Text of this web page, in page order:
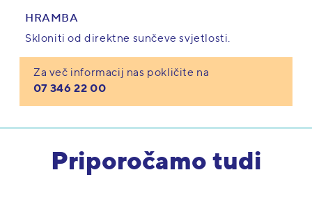
HRAMBA
Skloniti od direktne sunčeve svjetlosti.
Za več informacij nas pokličite na
07 346 22 00
Priporočamo tudi